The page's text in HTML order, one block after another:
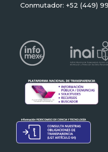
Conmutador: +52 (449)